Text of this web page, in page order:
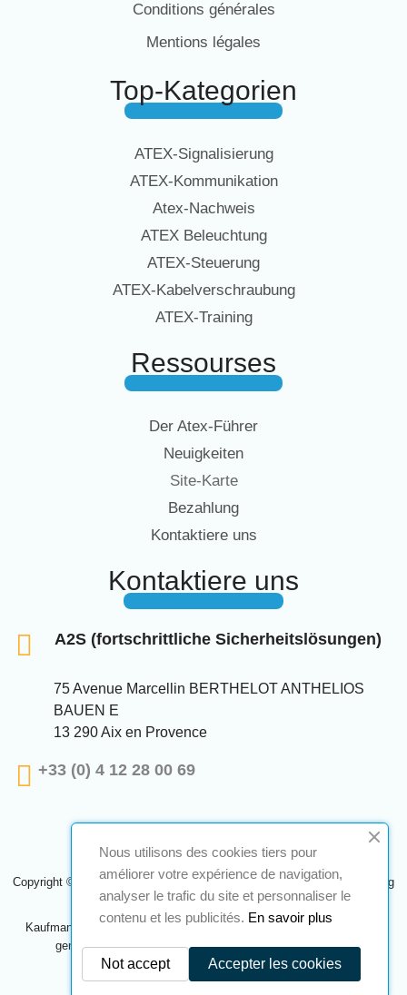
Conditions générales
Mentions légales
Top-Kategorien
ATEX-Signalisierung
ATEX-Kommunikation
Atex-Nachweis
ATEX Beleuchtung
ATEX-Steuerung
ATEX-Kabelverschraubung
ATEX-Training
Ressourses
Der Atex-Führer
Neuigkeiten
Site-Karte
Bezahlung
Kontaktiere uns
Kontaktiere uns
A2S (fortschrittliche Sicherheitslösungen)
75 Avenue Marcellin BERTHELOT ANTHELIOS
BAUEN E
13 290 Aix en Provence
+33 (0) 4 12 28 00 69
Copyright © 2024 A2S ATEX. Alle Rechte vorbehalten. Eine Realisierung
Navilog
Kaufmann, der von der offensichtlichen Meinung des Unternehmens
genehmigt wurde,Klicken Sie hier, um es zu überprüfen.
Nous utilisons des cookies tiers pour
améliorer votre expérience de navigation,
analyser le trafic du site et personnaliser le
contenu et les publicités. En savoir plus
Accepter les cookies
Not accept